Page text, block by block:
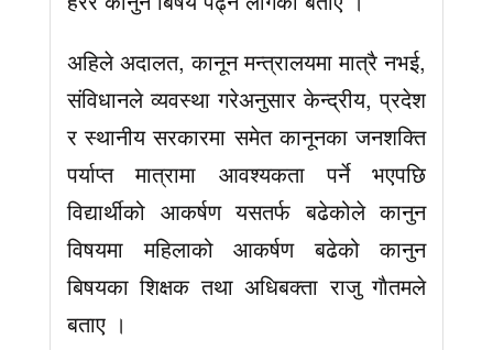
अहिले अदालत, कानून मन्त्रालयमा मात्रै नभई,
संविधानले व्यवस्था गरेअनुसार केन्द्रीय, प्रदेश
र स्थानीय सरकारमा समेत कानूनका जनशक्ति
पर्याप्त मात्रामा आवश्यकता पर्ने भएपछि
विद्यार्थीको आकर्षण यसतर्फ बढेकोले कानुन
विषयमा महिलाको आकर्षण बढेको कानुन
बिषयका शिक्षक तथा अधिबक्ता राजु गाैतमले
बताए ।